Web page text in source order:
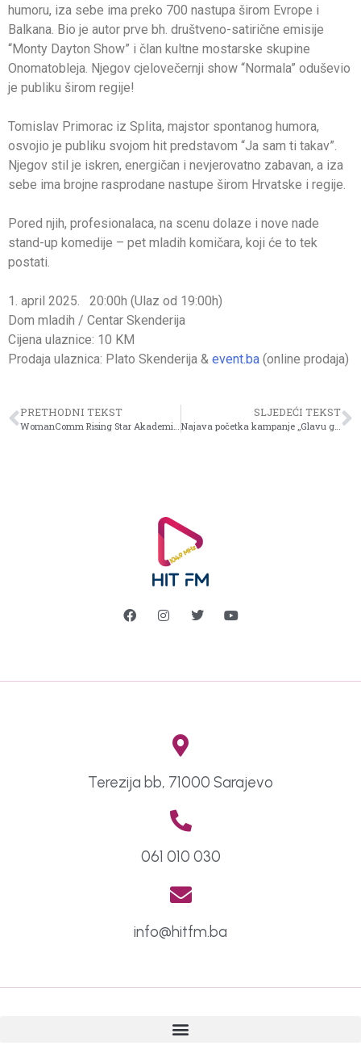
humoru, iza sebe ima preko 700 nastupa širom Evrope i
Balkana. Bio je autor prve bh. društveno-satirične emisije
“Monty Dayton Show” i član kultne mostarske skupine
Onomatobleja. Njegov cjelovečernji show “Normala” oduševio
je publiku širom regije!
Tomislav Primorac iz Splita, majstor spontanog humora,
osvojio je publiku svojom hit predstavom “Ja sam ti takav”.
Njegov stil je iskren, energičan i nevjerovatno zabavan, a iza
sebe ima brojne rasprodane nastupe širom Hrvatske i regije.
Pored njih, profesionalaca, na scenu dolaze i nove nade
stand-up komedije – pet mladih komičara, koji će to tek
postati.
1. april 2025. 20:00h (Ulaz od 19:00h)
Dom mladih / Centar Skenderija
Cijena ulaznice: 10 KM
Prodaja ulaznica: Plato Skenderija & event.ba (online prodaja)
PRETHODNI TEKST
WomanComm Rising Star Akademija 2025. – Poziv za nove polaznice
SLJEDEĆI TEKST
Najava početka kampanje „Glavu gore! Stop korištenju mobitela u prometu“
Terezija bb, 71000 Sarajevo
061 010 030
info@hitfm.ba